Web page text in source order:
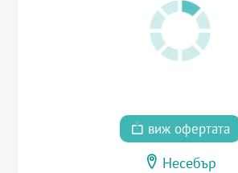
виж офертата
Несебър